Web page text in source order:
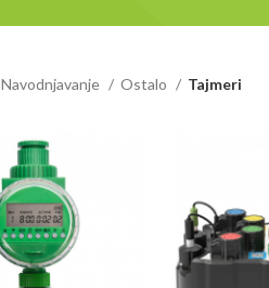
Navodnjavanje Ostalo Tajmeri